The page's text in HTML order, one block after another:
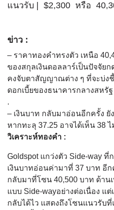
แนวรับ | $2,300 หรือ
ข่าว :
– ราคาทองคำทรงตัว เหนือ
ของสกุลเงินดอลลาร์เป็นปัจจั
คงจับตาสัญญาณต่าง ๆ ที่จะบ่ง
ดอกเบี้ยของธนาคารกลางสหรัฐ
.
– เงินบาท กลับมาอ่อนอีกครั้ง ยั
หากทะลุ 37.25 อาจได้เห็น 38 ไ
วิเคราะห์ทองคำ :
Goldspot แกว่งตัว Side-way
เงินบาทอ่อนค่ามาที่ 37 บาท อี
กลับมาที่โซน 40,500 บาท ด้าน
แบบ Side-wayอย่างต่อเนื่อง แ
กลับได้ไว แสดงถึงโซนแนวรับ